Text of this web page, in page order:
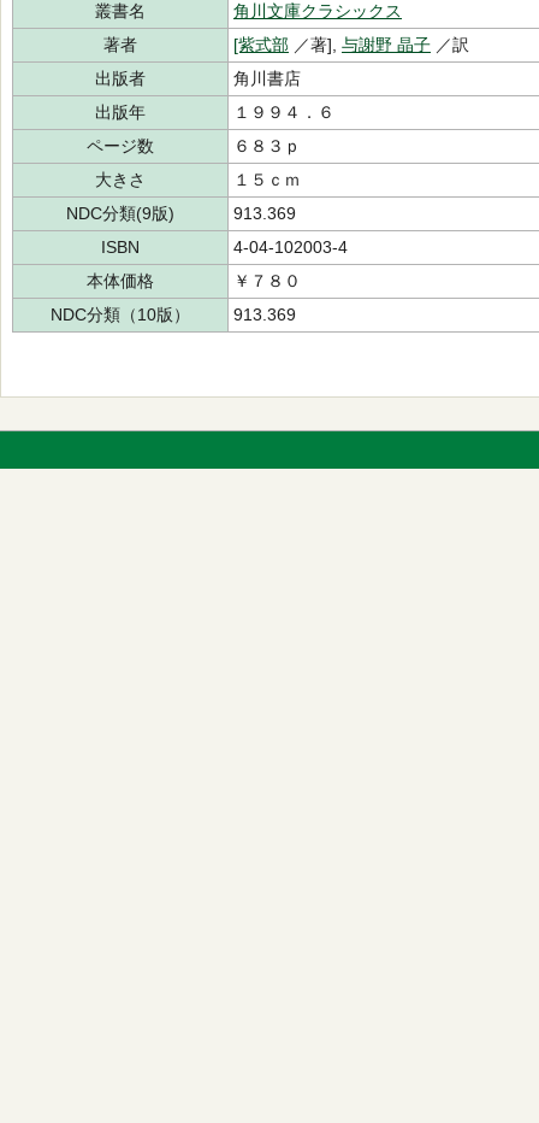
叢書名
角川文庫クラシックス
著者
[紫式部 ／著], 与謝野 晶子 ／訳
出版者
角川書店
出版年
１９９４．６
ページ数
６８３ｐ
大きさ
１５ｃｍ
NDC分類(9版)
913.369
ISBN
4-04-102003-4
本体価格
￥７８０
NDC分類（10版）
913.369